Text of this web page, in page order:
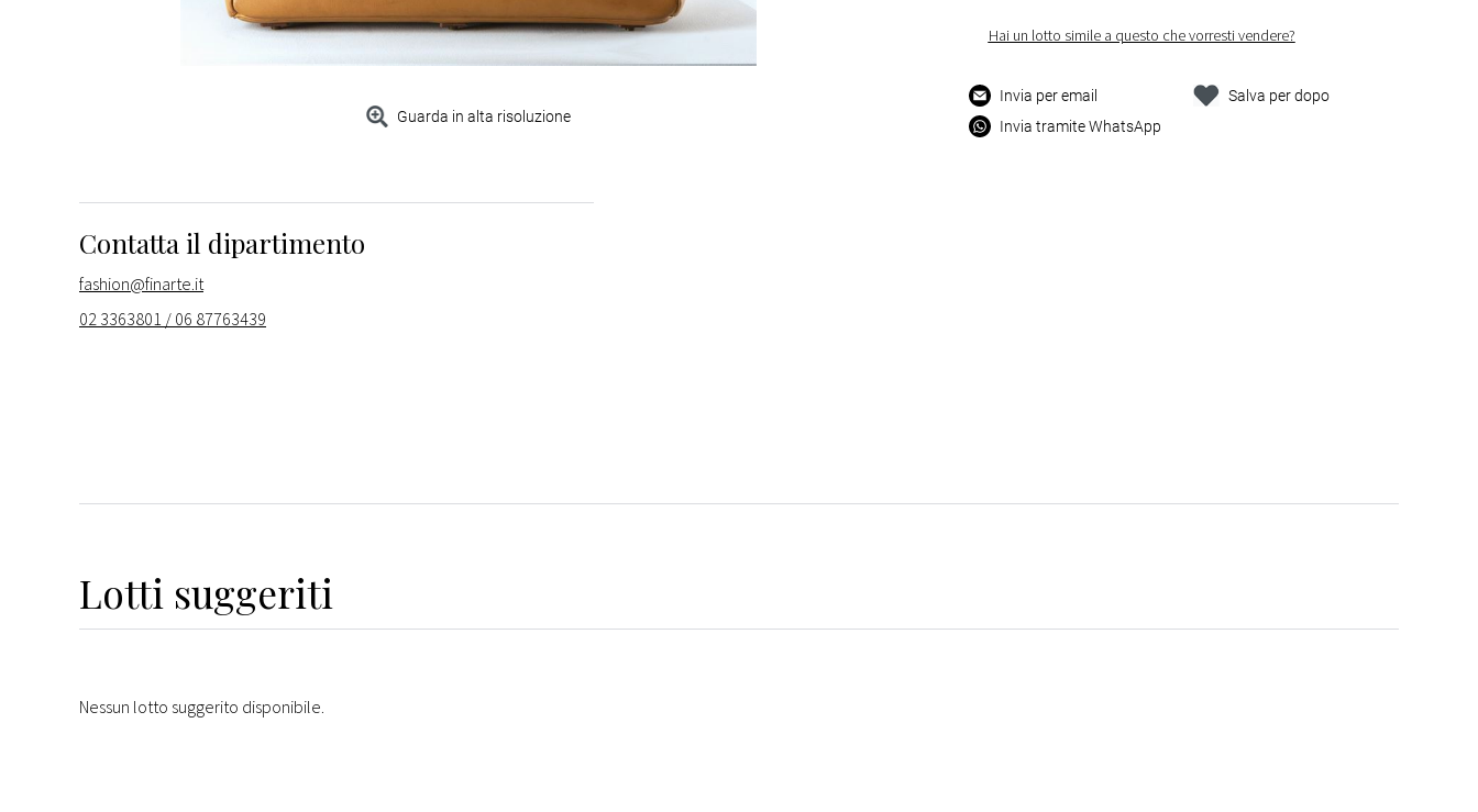
Guarda in alta risoluzione
Hai un lotto simile a questo che vorresti vendere?
Invia per email
Invia tramite WhatsApp
Salva per dopo
Contatta il dipartimento
fashion@finarte.it
02 3363801 / 06 87763439
Lotti suggeriti
Nessun lotto suggerito disponibile.